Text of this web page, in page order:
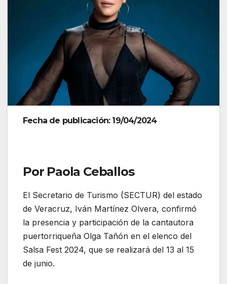
Fecha de publicación: 19/04/2024
Por Paola Ceballos
El Secretario de Turismo (SECTUR) del estado
de Veracruz, Iván Martínez Olvera, confirmó
la presencia y participación de la cantautora
puertorriqueña Olga Tañón en el elenco del
Salsa Fest 2024, que se realizará del 13 al 15
de junio.